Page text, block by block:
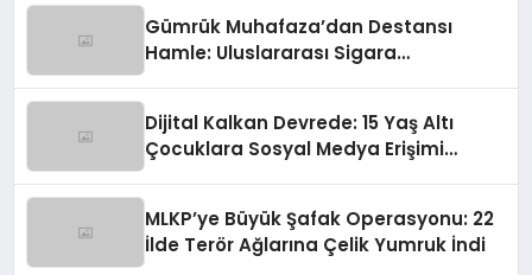
Gümrük Muhafaza’dan Destansı
Hamle: Uluslararası Sigara
Dijital Kalkan Devrede: 15 Yaş Altı
Çocuklara Sosyal Medya Erişimi
MLKP’ye Büyük Şafak Operasyonu: 22
İlde Terör Ağlarına Çelik Yumruk İndi